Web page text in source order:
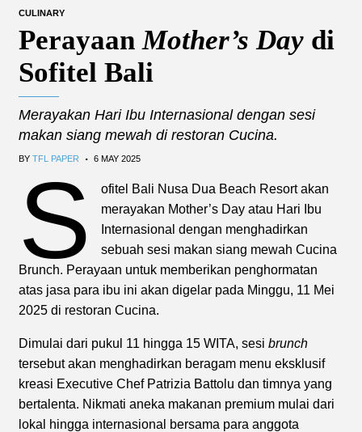
CULINARY
Perayaan Mother’s Day di
Sofitel Bali
Merayakan Hari Ibu Internasional dengan sesi
makan siang mewah di restoran Cucina.
BY TFL PAPER . 6 MAY 2025
S
ofitel Bali Nusa Dua Beach Resort akan
merayakan Mother’s Day atau Hari Ibu
Internasional dengan menghadirkan
sebuah sesi makan siang mewah Cucina
Brunch. Perayaan untuk memberikan penghormatan
atas jasa para ibu ini akan digelar pada Minggu, 11 Mei
2025 di restoran Cucina.
Dimulai dari pukul 11 hingga 15 WITA, sesi brunch
tersebut akan menghadirkan beragam menu eksklusif
kreasi Executive Chef Patrizia Battolu dan timnya yang
bertalenta. Nikmati aneka makanan premium mulai dari
lokal hingga internasional bersama para anggota